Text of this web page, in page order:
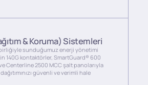
& Koruma) Sistemleri
sunduğumuz enerji yönetimi
140G kontaktörler, SmartGuard® 600
Centerline 2500 MCC şalt panolarıyla
güvenli ve verimli hale